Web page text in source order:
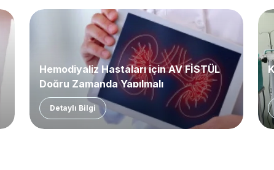
Hemodiyaliz Hastaları için AV FİSTÜL
Doğru Zamanda Yapılmalı
Detaylı Bilgi